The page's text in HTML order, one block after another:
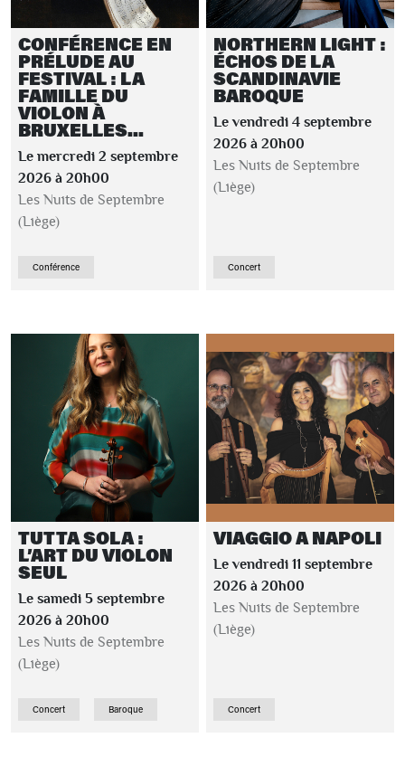
CONFÉRENCE EN
PRÉLUDE AU
FESTIVAL : LA
FAMILLE DU
VIOLON À
BRUXELLES...
Le mercredi 2 septembre
2026 à 20h00
Les Nuits de Septembre
(Liège)
Conférence
NORTHERN LIGHT :
ÉCHOS DE LA
SCANDINAVIE
BAROQUE
Le vendredi 4 septembre
2026 à 20h00
Les Nuits de Septembre
(Liège)
Concert
TUTTA SOLA :
L’ART DU VIOLON
SEUL
Le samedi 5 septembre
2026 à 20h00
Les Nuits de Septembre
(Liège)
Concert Baroque
VIAGGIO A NAPOLI
Le vendredi 11 septembre
2026 à 20h00
Les Nuits de Septembre
(Liège)
Concert